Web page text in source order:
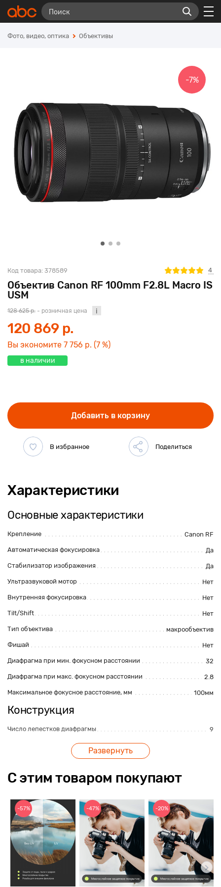
Фото, видео, оптика Объективы
Объектив Canon RF 100mm F2.8L Macro IS
USM
Код товара: 378589 4
-7%
128 625 р. - розничная цена
120 869 р.
Вы экономите 7 756 р. (7 %)
в наличии
Добавить в корзину
Характеристики
Основные характеристики
Крепление Canon RF
Автоматическая фокусировка Да
Стабилизатор изображения Да
Ультразвуковой мотор Нет
Внутренняя фокусировка Нет
Tilt/Shift Нет
Тип объектива макрообъектив
Фишай Нет
Диафрагма при мин. фокусном расстоянии 32
Диафрагма при макс. фокусном расстоянии 2.8
Максимальное фокусное расстояние, мм 100мм
Конструкция
Число лепестков диафрагмы 9
Диаметр резьбы для светофильтра
Число групп элементов
Размер 81.5 х 148 мм
Вес, г 730г
Дополнительная информация
ET-73C
Бленда в комплекте Да
Развернуть
С этим товаром покупают
-57% -47% -20%